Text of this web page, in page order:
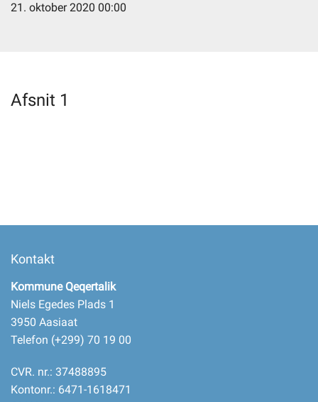
Selvbetjening
21. oktober 2020 00:00
Afsnit 1
Kontakt
Kommune Qeqertalik
Niels Egedes Plads 1
3950 Aasiaat
Telefon (+299) 70 19 00
CVR. nr.: 37488895
Kontonr.: 6471-1618471